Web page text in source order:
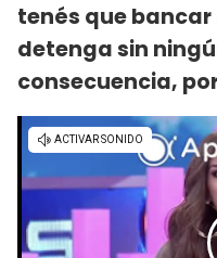
tenés que
detenga sin
consecuencia,